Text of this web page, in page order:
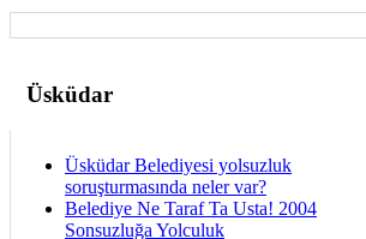
Üsküdar
Üsküdar Belediyesi yolsuzluk
soruşturmasında neler var?
Belediye Ne Taraf Ta Usta! 2004
Sonsuzluğa Yolculuk